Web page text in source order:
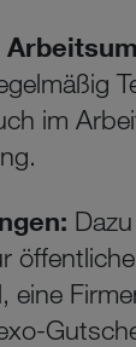
im
öffentliche
eine